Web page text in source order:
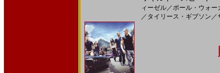
ィーゼル／ポール・ウォー
／ タイリース・ギブソン ／